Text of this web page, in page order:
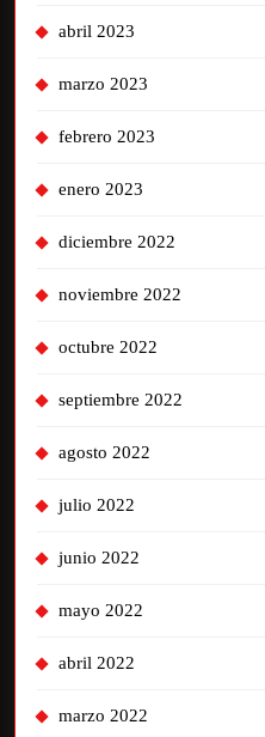
abril 2023
marzo 2023
febrero 2023
enero 2023
diciembre 2022
noviembre 2022
octubre 2022
septiembre 2022
agosto 2022
julio 2022
junio 2022
mayo 2022
abril 2022
marzo 2022